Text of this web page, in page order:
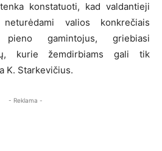
konstatuoti, kad valdantieji
valios konkrečiais
gamintojus, griebiasi
kurie žemdirbiams gali tik
K. Starkevičius.
- Reklama -